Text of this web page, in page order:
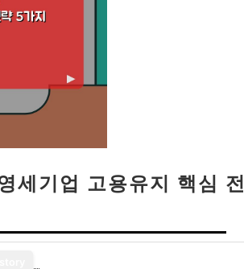
세기업 고용유지 핵심 전